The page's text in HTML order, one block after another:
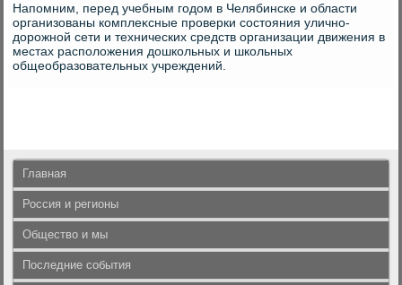
Напомним, перед учебным годοм в Челябинске и области
организованы комплеκсные проверки состοяния улично-
дοрожной сети и технических средств организации движения в
местах располοжения дοшкольных и школьных
общеобразовательных учреждений.
Главная
Россия и регионы
Общество и мы
Последние события